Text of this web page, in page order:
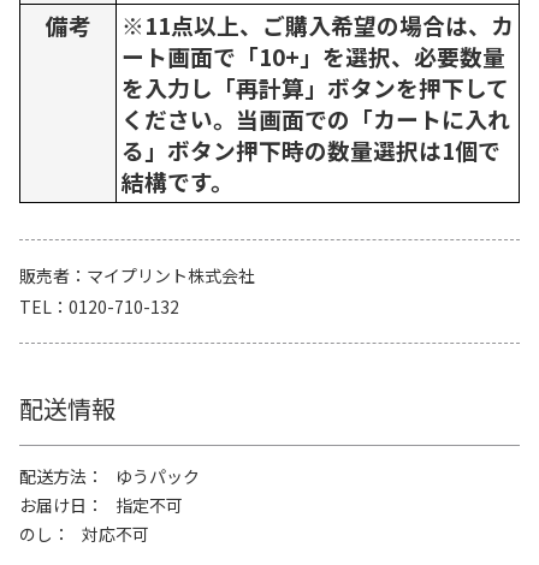
備考
※11点以上、ご購入希望の場合は、カ
ート画面で「10+」を選択、必要数量
を入力し「再計算」ボタンを押下して
ください。当画面での「カートに入れ
る」ボタン押下時の数量選択は1個で
結構です。
販売者
マイプリント株式会社
TEL
0120-710-132
配送情報
配送方法
ゆうパック
お届け日
指定不可
のし
対応不可